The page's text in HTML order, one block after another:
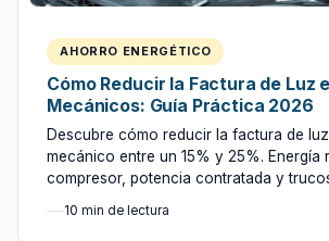
AHORRO ENERGÉTICO
Cómo Reducir la Factura de Luz
Mecánicos: Guía Práctica 2026
Descubre cómo reducir la factura de
mecánico entre un 15% y 25%. Energía
compresor, potencia contratada y
10 min de lectura